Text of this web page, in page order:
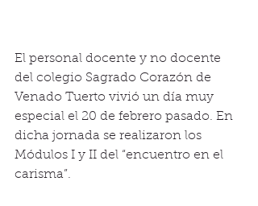
El personal docente y no docente
del colegio Sagrado Corazón de
Venado Tuerto vivió un día muy
especial el 20 de febrero pasado. En
dicha jornada se realizaron los
Módulos I y II del “encuentro en el
carisma”.